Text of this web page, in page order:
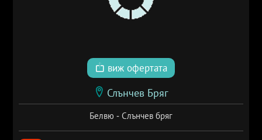
виж офертата
Слънчев Бряг
Белвю - Слънчев бряг